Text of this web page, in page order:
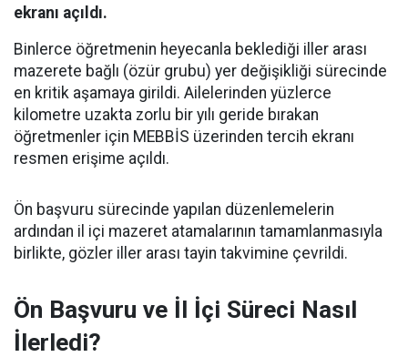
ekranı açıldı.
Binlerce öğretmenin heyecanla beklediği iller arası
mazerete bağlı (özür grubu) yer değişikliği sürecinde
en kritik aşamaya girildi. Ailelerinden yüzlerce
kilometre uzakta zorlu bir yılı geride bırakan
öğretmenler için MEBBİS üzerinden tercih ekranı
resmen erişime açıldı.
Ön başvuru sürecinde yapılan düzenlemelerin
ardından il içi mazeret atamalarının tamamlanmasıyla
birlikte, gözler iller arası tayin takvimine çevrildi.
Ön Başvuru ve İl İçi Süreci Nasıl
İlerledi?